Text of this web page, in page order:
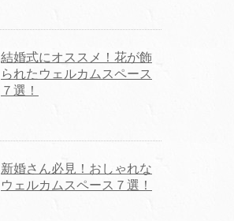
結婚式にオススメ！花が飾
られたウェルカムスペース
７選！
新婚さん必見！おしゃれな
ウェルカムスペース７選！